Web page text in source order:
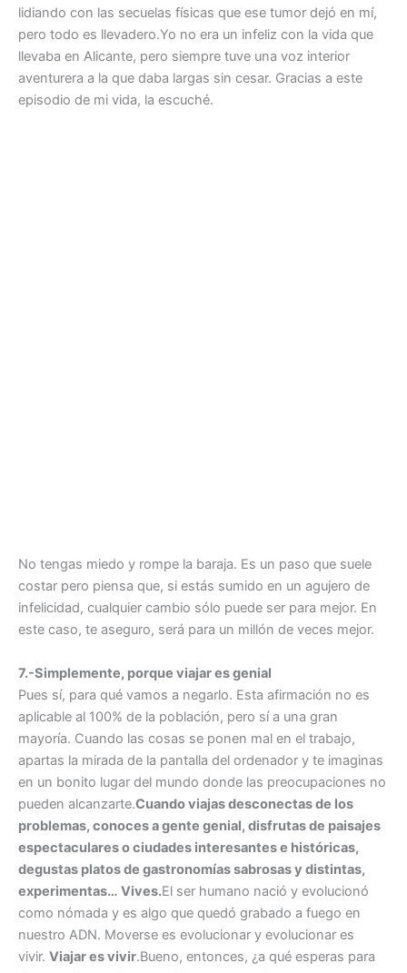
lidiando con las secuelas físicas que ese tumor dejó en mí,
pero todo es llevadero.Yo no era un infeliz con la vida que
llevaba en Alicante, pero siempre tuve una voz interior
aventurera a la que daba largas sin cesar. Gracias a este
episodio de mi vida, la escuché.
No tengas miedo y rompe la baraja. Es un paso que suele
costar pero piensa que, si estás sumido en un agujero de
infelicidad, cualquier cambio sólo puede ser para mejor. En
este caso, te aseguro, será para un millón de veces mejor.
7.-Simplemente, porque viajar es genial
Pues sí, para qué vamos a negarlo. Esta afirmación no es
aplicable al 100% de la población, pero sí a una gran
mayoría. Cuando las cosas se ponen mal en el trabajo,
apartas la mirada de la pantalla del ordenador y te imaginas
en un bonito lugar del mundo donde las preocupaciones no
pueden alcanzarte.Cuando viajas desconectas de los
problemas, conoces a gente genial, disfrutas de paisajes
espectaculares o ciudades interesantes e históricas,
degustas platos de gastronomías sabrosas y distintas,
experimentas… Vives.El ser humano nació y evolucionó
como nómada y es algo que quedó grabado a fuego en
nuestro ADN. Moverse es evolucionar y evolucionar es
vivir. Viajar es vivir.Bueno, entonces, ¿a qué esperas para